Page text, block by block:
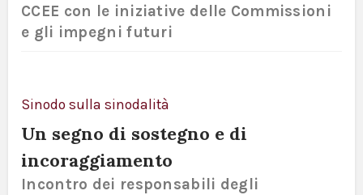
CCEE con le iniziative delle Commissioni
e gli impegni futuri
Sinodo sulla sinodalità
Un segno di sostegno e di
incoraggiamento
Incontro dei responsabili degli